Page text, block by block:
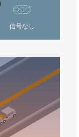
信号なし